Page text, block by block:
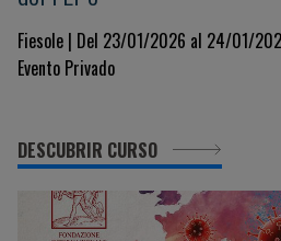
Fiesole | Del 23/01/2026 al 24/01/
Evento Privado
DESCUBRIR CURSO